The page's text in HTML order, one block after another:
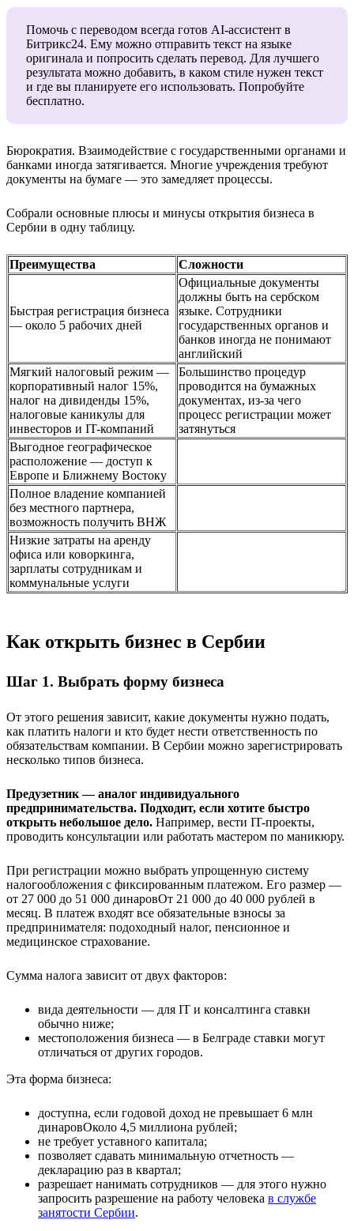
Помочь с переводом всегда готов AI-ассистент в
Битрикс24. Ему можно отправить текст на языке
оригинала и попросить сделать перевод. Для лучшего
результата можно добавить, в каком стиле нужен текст
и где вы планируете его использовать. Попробуйте
бесплатно.
Бюрократия. Взаимодействие с государственными органами и
банками иногда затягивается. Многие учреждения требуют
документы на бумаге — это замедляет процессы.
Собрали основные плюсы и минусы открытия бизнеса в
Сербии в одну таблицу.
Преимущества Сложности
Быстрая регистрация бизнеса
— около 5 рабочих дней
Официальные документы
должны быть на сербском
языке. Сотрудники
государственных органов и
банков иногда не понимают
английский
Мягкий налоговый режим —
корпоративный налог 15%,
налог на дивиденды 15%,
налоговые каникулы для
инвесторов и IT-компаний
Большинство процедур
проводится на бумажных
документах, из-за чего
процесс регистрации может
затянуться
Выгодное географическое
расположение — доступ к
Европе и Ближнему Востоку
Полное владение компанией
без местного партнера,
возможность получить ВНЖ
Низкие затраты на аренду
офиса или коворкинга,
зарплаты сотрудникам и
коммунальные услуги
Как открыть бизнес в Сербии
Шаг 1. Выбрать форму бизнеса
От этого решения зависит, какие документы нужно подать,
как платить налоги и кто будет нести ответственность по
обязательствам компании. В Сербии можно зарегистрировать
несколько типов бизнеса.
Предузетник — аналог индивидуального
предпринимательства. Подходит, если хотите быстро
открыть небольшое дело. Например, вести IT-проекты,
проводить консультации или работать мастером по маникюру.
При регистрации можно выбрать упрощенную систему
налогообложения с фиксированным платежом. Его размер —
от 27 000 до 51 000 динаровОт 21 000 до 40 000 рублей в
месяц. В платеж входят все обязательные взносы за
предпринимателя: подоходный налог, пенсионное и
медицинское страхование.
Сумма налога зависит от двух факторов:
вида деятельности — для IT и консалтинга ставки
обычно ниже;
местоположения бизнеса — в Белграде ставки могут
отличаться от других городов.
Эта форма бизнеса:
доступна, если годовой доход не превышает 6 млн
динаровОколо 4,5 миллиона рублей;
не требует уставного капитала;
позволяет сдавать минимальную отчетность —
декларацию раз в квартал;
разрешает нанимать сотрудников — для этого нужно
запросить разрешение на работу человека в службе
занятости Сербии.